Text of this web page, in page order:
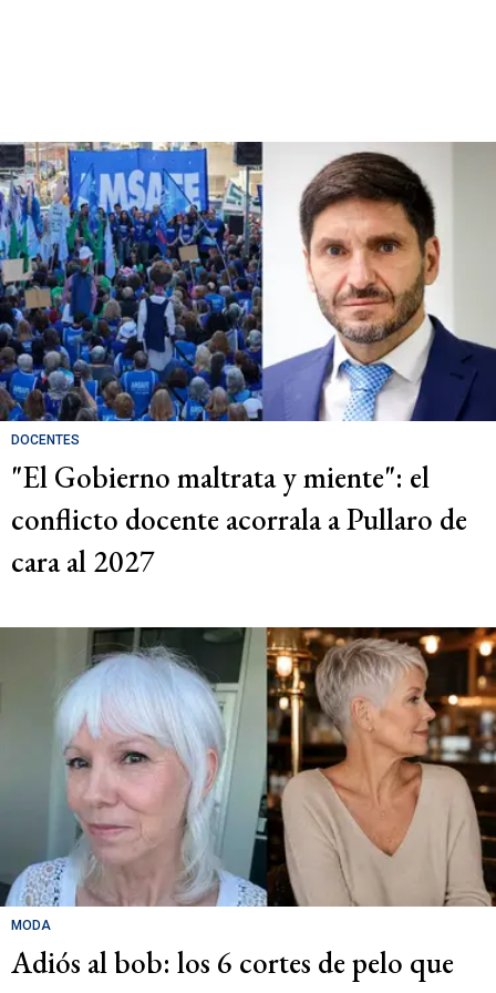
DOCENTES
"El Gobierno maltrata y miente": el
conflicto docente acorrala a Pullaro de
cara al 2027
MODA
Adiós al bob: los 6 cortes de pelo que